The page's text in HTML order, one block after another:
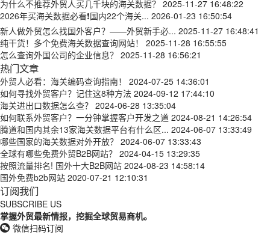
为什么不推荐外贸人买几千块的海关数据？ 2025-11-27 16:48:22
2026年买海关数据必看❗国内22个海关... 2026-01-23 16:50:54
新人做外贸怎么找国外客户？——外贸新手必... 2025-11-27 16:48:41
纯干货！多个免费海关数据查询网站！
2025-11-28 16:55:55
怎么查询外国公司的企业信息？ 2025-11-28 16:56:21
热门文章
外贸人必看：海关编码查询指南！
2024-07-25 14:36:01
如何寻找外贸客户？记住这8种方法 2024-09-12 17:44:10
海关进出口数据怎么查？ 2024-06-28 13:35:04
如何联系外贸客户？一分钟掌握客户开发之道 2024-08-21 14:26:54
腾道和国内其余13家海关数据平台有什么区... 2024-06-07 13:33:49
哪些国家的海关数据对外开放？ 2024-06-07 13:33:43
全球有哪些免费外贸B2B网站？ 2024-04-15 13:29:35
按照流量排名! 国外十大B2B网站 2024-08-23 14:58:14
国外免费b2b网站 2020-07-21 12:10:31
订阅我们
SUBSCRIBE US
掌握外贸最新情报，挖掘全球贸易商机。
微信扫码订阅